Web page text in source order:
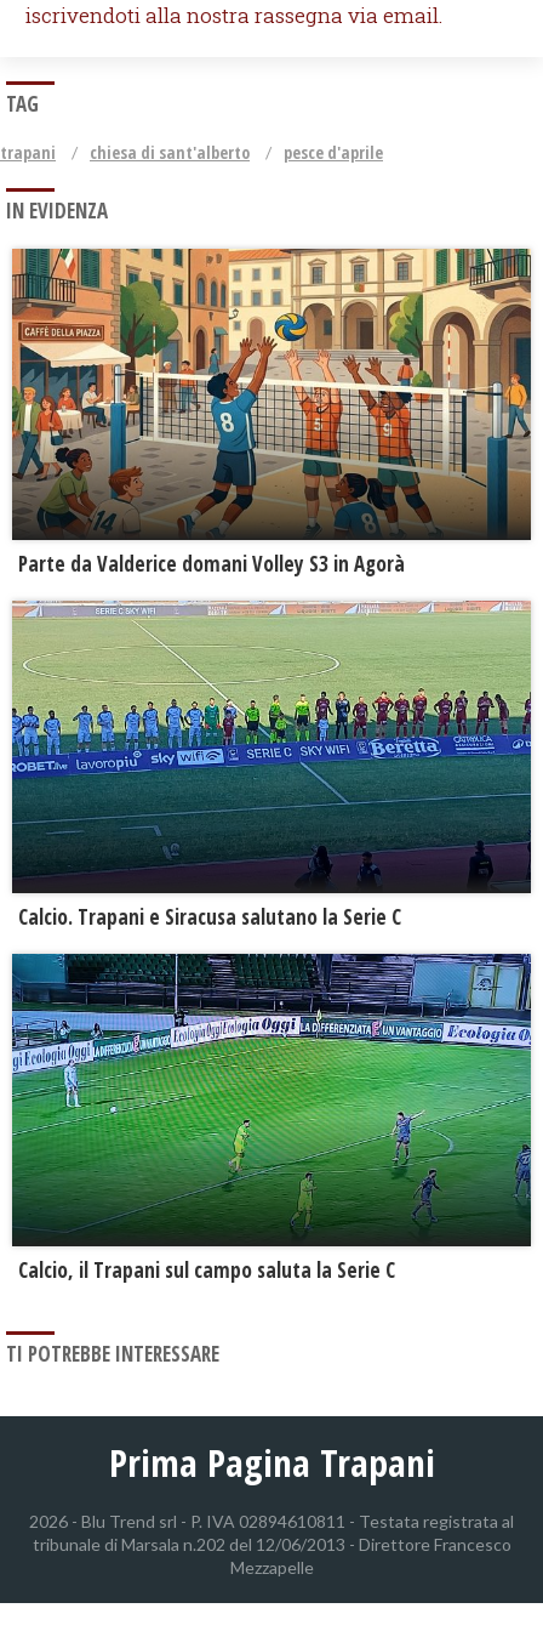
iscrivendoti alla nostra rassegna via email.
TAG
trapani chiesa di sant'alberto pesce d'aprile
IN EVIDENZA
Parte da Valderice domani Volley S3 in Agorà
Calcio. Trapani e Siracusa salutano la Serie C
Calcio, il Trapani sul campo saluta la Serie C
TI POTREBBE INTERESSARE
Prima Pagina Trapani
2026 - Blu Trend srl - P. IVA 02894610811 - Testata registrata al
tribunale di Marsala n.202 del 12/06/2013 - Direttore Francesco
Mezzapelle